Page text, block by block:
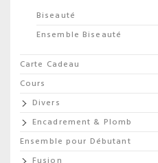
Biseauté
Ensemble Biseauté
Carte Cadeau
Cours
Divers
Encadrement & Plomb
Ensemble pour Débutant